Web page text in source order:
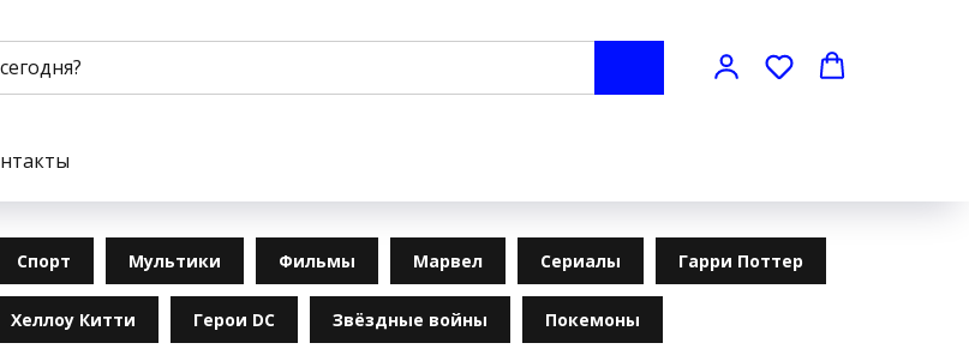
Спорт Мультики Фильмы Марвел Сериалы Гарри Поттер
Хеллоу Китти Герои DC Звёздные войны Покемоны